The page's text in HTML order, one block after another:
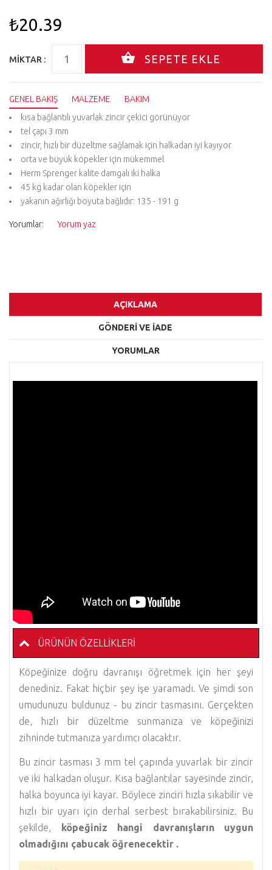
₺20.39
MIKTAR :
GENEL BAKIŞ MALZEME
BAKIM
kısa bağlantılı yuvarlak zincir çekici görünüyor
tel çapı 3 mm
zincir, hızlı bir düzeltme sağlamak için halkadan iyi kayıyor
orta ve büyük köpekler için mükemmel
Herm Sprenger kalite damgalı iki halka
45 kg kadar olan köpekler için
yakanın ağırlığı boyuta bağlıdır: 135 - 191 g
Yorumlar: Yorum yaz
AÇIKLAMA
GÖNDERİ VE İADE
YORUMLAR
ÜRÜNÜN ÖZELLIKLERI
Köpeğinize doğru davranışı öğretmek için her şeyi
denediniz. Fakat hiçbir şey işe yaramadı. Ve şimdi son
umudunuzu buldunuz - bu zincir tasmasını. Gerçekten
de, hızlı bir düzeltme sunmanıza ve köpeğinizi
zihninde tutmanıza yardımcı olacaktır.
Bu zincir tasması 3 mm tel çapında yuvarlak bir zincir
ve iki halkadan oluşur. Kısa bağlantılar sayesinde zincir,
halka boyunca iyi kayar. Böylece zinciri hızla sıkabilir ve
hızlı bir uyarı için derhal serbest bırakabilirsiniz. Bu
şekilde,
köpeğiniz hangi davranışların uygun
olmadığını çabucak öğrenecektir .